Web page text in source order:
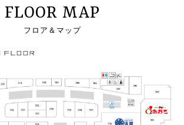
FLOOR MAP
フロア＆マップ